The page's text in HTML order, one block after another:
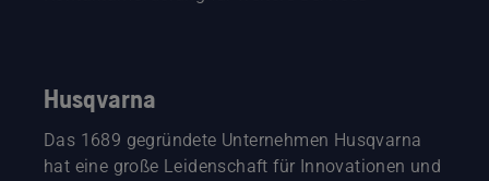
Husqvarna
Das 1689 gegründete Unternehmen Husqvarna
hat eine große Leidenschaft für Innovationen und